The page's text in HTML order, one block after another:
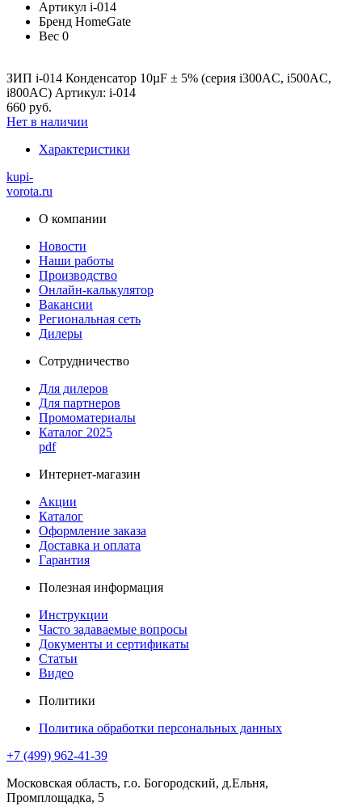
Артикул i-014
Бренд HomeGate
Вес 0
ЗИП i-014 Конденсатор 10µF ± 5% (серия i300AC, i500AC,
i800AC) Артикул: i-014
660 руб.
Нет в наличии
Характеристики
kupi-
vorota.ru
О компании
Новости
Наши работы
Производство
Онлайн-калькулятор
Вакансии
Региональная сеть
Дилеры
Сотрудничество
Для дилеров
Для партнеров
Промоматериалы
Каталог 2025
pdf
Интернет-магазин
Акции
Каталог
Оформление заказа
Доставка и оплата
Гарантия
Полезная информация
Инструкции
Часто задаваемые вопросы
Документы и сертификаты
Статьи
Видео
Политики
Политика обработки персональных данных
+7 (499) 962-41-39
Московская область, г.о. Богородский, д.Ельня,
Промплощадка, 5